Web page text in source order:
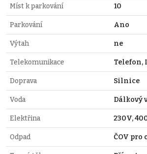
Míst k parkování 10
Parkování Ano
Výtah ne
Telekomunikace Telefon,
Doprava Silnice
Voda Dálkový
Elektřina 230V,
Odpad ČOV pro